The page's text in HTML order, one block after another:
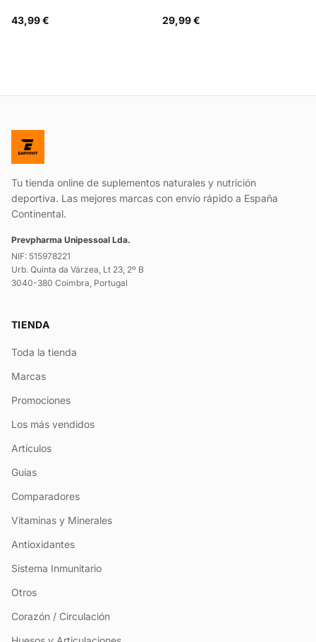
43,99 € 29,99 €
Tu tienda online de suplementos naturales y nutrición
deportiva. Las mejores marcas con envío rápido a España
Continental.
Prevpharma Unipessoal Lda.
NIF: 515978221
Urb. Quinta da Várzea, Lt 23, 2º B
3040-380 Coimbra, Portugal
TIENDA
Toda la tienda
Marcas
Promociones
Los más vendidos
Artículos
Guías
Comparadores
Vitaminas y Minerales
Antioxidantes
Sistema Inmunitario
Otros
Corazón / Circulación